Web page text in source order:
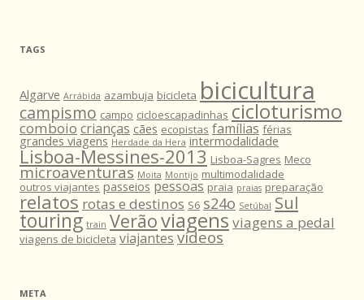
TAGS
Algarve Arrábida azambuja bicicleta bicicultura
campismo campo cicloescapadinhas cicloturismo
comboio crianças cães ecopistas famílias férias
grandes viagens Herdade da Hera intermodalidade
Lisboa-Messines-2013 Lisboa-Sagres Meco
microaventuras Moita Montijo multimodalidade
outros viajantes passeios pessoas praia praias preparação
relatos rotas e destinos S6 s24o Setúbal Sul
touring train Verãoviagens viagens a pedal
viagens de bicicleta viajantes vídeos
META